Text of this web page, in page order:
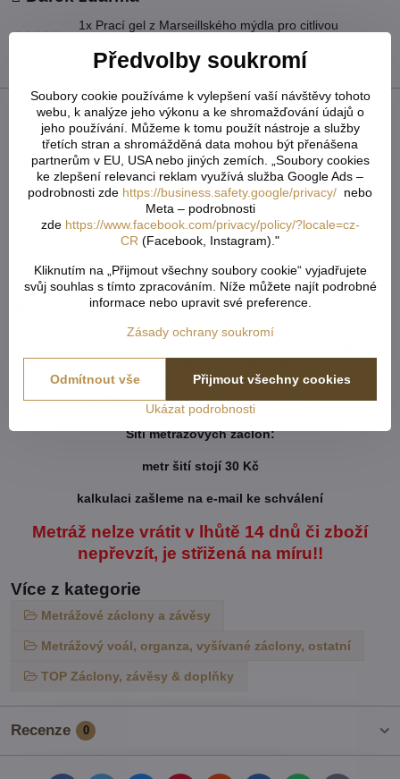
1x Prací gel z Marseillského mýdla pro citlivou
Bonus zdarma v hodnotě 159 Kč!
Popis
U tvarovaných záclon čí vzororvaných látek ( závěsů ) je
potřeba počítat s nějakým prostřihem, aby byly obě strany
stejné po ušití a to samé platí pro vzor. Nikdy nevíme předem,
jak přijde záclona ustřižená vzhledem k tomu, že každý
potřebuje jiný rozměr. Vždy tedy vezměte více než
potřebujete. Metráž nelze vrátit ani vyměnit. Je střižená na
Vám chybělo. Záložka zabere cca 5-6cm.
Do košíku vkládejte celkový počet v cm ( např. 1,7m = 170cm
atd...) od každého rozměru či barvy. Pokud u jednoho rozměru
metráž rozdělit ( např. objednáte 800cm záclony což je 8m a
potřebujete rozdělit na 2 stejné kusy ).
Šití metrážových záclon:
metr šití stojí 30 Kč
kalkulaci zašleme na e-mail ke schválení
Metráž nelze vrátit v lhůtě 14 dnů či zboží
nepřevzít, je střižená na míru!!
Více z kategorie
Metrážové záclony a závěsy
Metrážový voál, organza, vyšívané záclony, ostatní
TOP Záclony, závěsy & doplňky
Recenze 0
Předvolby soukromí
Soubory cookie používáme k vylepšení vaší návštěvy tohoto
webu, k analýze jeho výkonu a ke shromažďování údajů o
jeho používání. Můžeme k tomu použít nástroje a služby
třetích stran a shromážděná data mohou být přenášena
partnerům v EU, USA nebo jiných zemích. „Soubory cookies
ke zlepšení relevanci reklam využívá služba Google Ads –
podrobnosti zde https://business.safety.google/privacy/ nebo
Meta – podrobnosti
zde https://www.facebook.com/privacy/policy/?locale=cz-
CR (Facebook, Instagram)."
Kliknutím na „Přijmout všechny soubory cookie“ vyjadřujete
svůj souhlas s tímto zpracováním. Níže můžete najít podrobné
informace nebo upravit své preference.
Zásady ochrany soukromí
Ukázat podrobnosti
Přijmout všechny cookies
Odmítnout vše